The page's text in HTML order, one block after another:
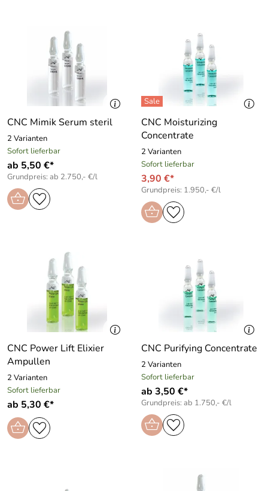
CNC Mimik Serum steril
2 Varianten
Sofort lieferbar
ab 5,50 €*
Grundpreis: ab 2.750,- €/l
CNC Moisturizing
Concentrate
2 Varianten
Sofort lieferbar
3,90 €*
Grundpreis: 1.950,- €/l
CNC Power Lift Elixier
Ampullen
2 Varianten
Sofort lieferbar
ab 5,30 €*
CNC Purifying Concentrate
2 Varianten
Sofort lieferbar
ab 3,50 €*
Grundpreis: ab 1.750,- €/l